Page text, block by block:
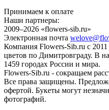
Принимаем к оплате
Наши партнеры:
2009–2026 «flowers-sib.ru»
Электронная почта
Компания Flowers-Sib.ru с 2011
цветов по Димитровграду. В
1459 городах России и мира.
Flowers-Sib.ru - сокращаем
Все права защищены.
офертой. Букеты могут
фотографий.